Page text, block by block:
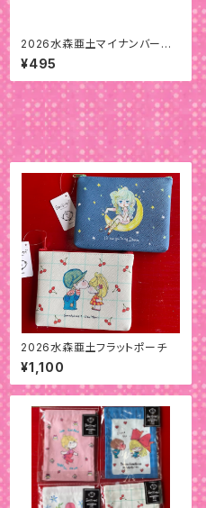
2026水森亜土マイナンバーカ
ードケース
¥495
2026水森亜土フラットポーチ
¥1,100